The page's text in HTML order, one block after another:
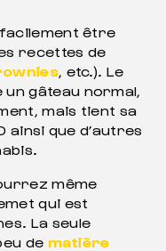
facilement être
recettes de
, etc.). Le
gâteau normal,
mais tient sa
ainsi que d’autres
même
qui est
La seule
de matière